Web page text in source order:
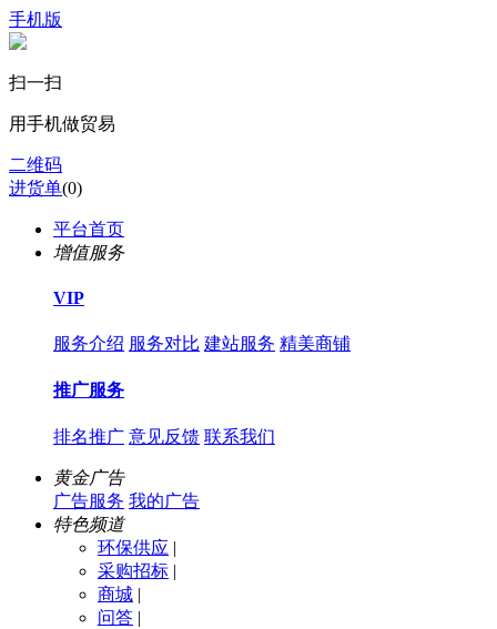
手机版
扫一扫
用手机做贸易
二维码
进货单(0)
平台首页
增值服务
VIP
服务介绍 服务对比 建站服务 精美商铺
推广服务
排名推广 意见反馈 联系我们
黄金广告
广告服务 我的广告
特色频道
环保供应 |
采购招标 |
商城 |
问答 |